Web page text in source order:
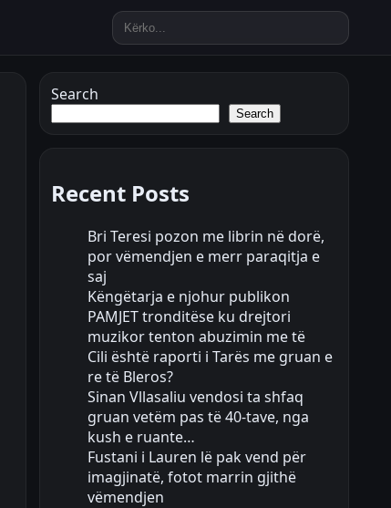
Search
Search
Recent Posts
Bri Teresi pozon me librin në dorë,
por vëmendjen e merr paraqitja e
saj
Këngëtarja e njohur publikon
PAMJET tronditëse ku drejtori
muzikor tenton abuzimin me të
Cili është raporti i Tarës me gruan e
re të Bleros?
Sinan Vllasaliu vendosi ta shfaq
gruan vetëm pas të 40-tave, nga
kush e ruante…
Fustani i Lauren lë pak vend për
imagjinatë, fotot marrin gjithë
vëmendjen